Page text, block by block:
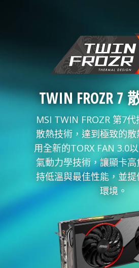
TWIN FROZR 7
MSI TWIN FROZR 第7
散熱技術，達到極致的
用全新的TORX FAN 3.0
氣動力學技術，讓顯卡
持低溫與最佳性能，並
環境。